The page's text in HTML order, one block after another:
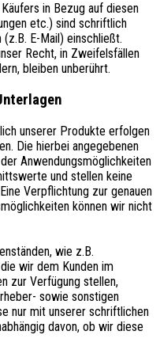
in Bezug auf diesen
etc.) sind schriftlich
E-Mail) einschließt.
Recht, in Zweifelsfällen
bleiben unberührt.
unserer Produkte erfolgen
Die hierbei angegebenen
Anwendungsmöglichkeiten
und stellen keine
Verpflichtung zur genauen
können wir nicht
wie z.B.
wir dem Kunden im
zur Verfügung stellen,
sowie sonstigen
nur mit unserer schriftlichen
davon, ob wir diese